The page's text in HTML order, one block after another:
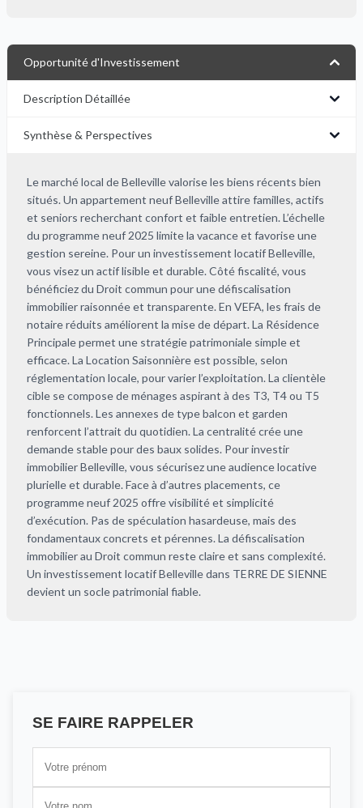
Opportunité d'Investissement
Description Détaillée
Synthèse & Perspectives
Le marché local de Belleville valorise les biens récents bien
situés. Un appartement neuf Belleville attire familles, actifs
et seniors recherchant confort et faible entretien. L’échelle
du programme neuf 2025 limite la vacance et favorise une
gestion sereine. Pour un investissement locatif Belleville,
vous visez un actif lisible et durable. Côté fiscalité, vous
bénéficiez du Droit commun pour une défiscalisation
immobilier raisonnée et transparente. En VEFA, les frais de
notaire réduits améliorent la mise de départ. La Résidence
Principale permet une stratégie patrimoniale simple et
efficace. La Location Saisonnière est possible, selon
réglementation locale, pour varier l’exploitation. La clientèle
cible se compose de ménages aspirant à des T3, T4 ou T5
fonctionnels. Les annexes de type balcon et garden
renforcent l’attrait du quotidien. La centralité crée une
demande stable pour des baux solides. Pour investir
immobilier Belleville, vous sécurisez une audience locative
plurielle et durable. Face à d’autres placements, ce
programme neuf 2025 offre visibilité et simplicité
d’exécution. Pas de spéculation hasardeuse, mais des
fondamentaux concrets et pérennes. La défiscalisation
immobilier au Droit commun reste claire et sans complexité.
Un investissement locatif Belleville dans TERRE DE SIENNE
devient un socle patrimonial fiable.
SE FAIRE RAPPELER